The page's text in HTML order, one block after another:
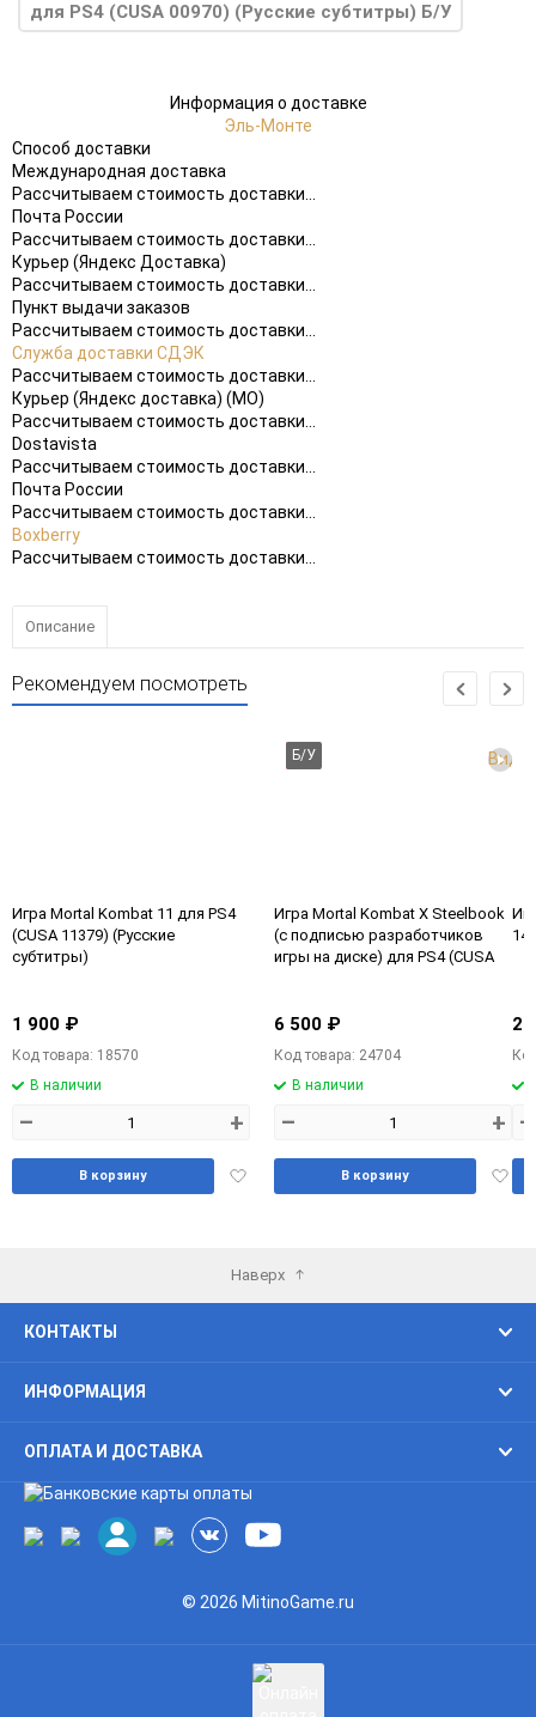
для PS4 (CUSA 00970) (Русские субтитры) Б/У
Информация о доставке
Эль-Монте
Способ доставки
Международная доставка
Рассчитываем стоимость доставки...
Почта России
Рассчитываем стоимость доставки...
Курьер (Яндекс Доставка)
Рассчитываем стоимость доставки...
Пункт выдачи заказов
Рассчитываем стоимость доставки...
Служба доставки СДЭК
Рассчитываем стоимость доставки...
Курьер (Яндекс доставка) (МО)
Рассчитываем стоимость доставки...
Dostavista
Рассчитываем стоимость доставки...
Почта России
Рассчитываем стоимость доставки...
Boxberry
Рассчитываем стоимость доставки...
Описание
Рекомендуем посмотреть
Игра Mortal Kombat 11 для PS4
(CUSA 11379) (Русские
субтитры)
1 900 ₽
Код товара: 18570
В наличии
– +
Добавить
В корзину
Б/У
Игра Mortal Kombat X Steelbook
(с подписью разработчиков
игры на диске) для PS4 (CUSA
6 500 ₽
Код товара: 24704
В наличии
– +
В корзину
2
–
Наверх
КОНТАКТЫ
ИНФОРМАЦИЯ
ОПЛАТА И ДОСТАВКА
© 2026 MitinoGame.ru